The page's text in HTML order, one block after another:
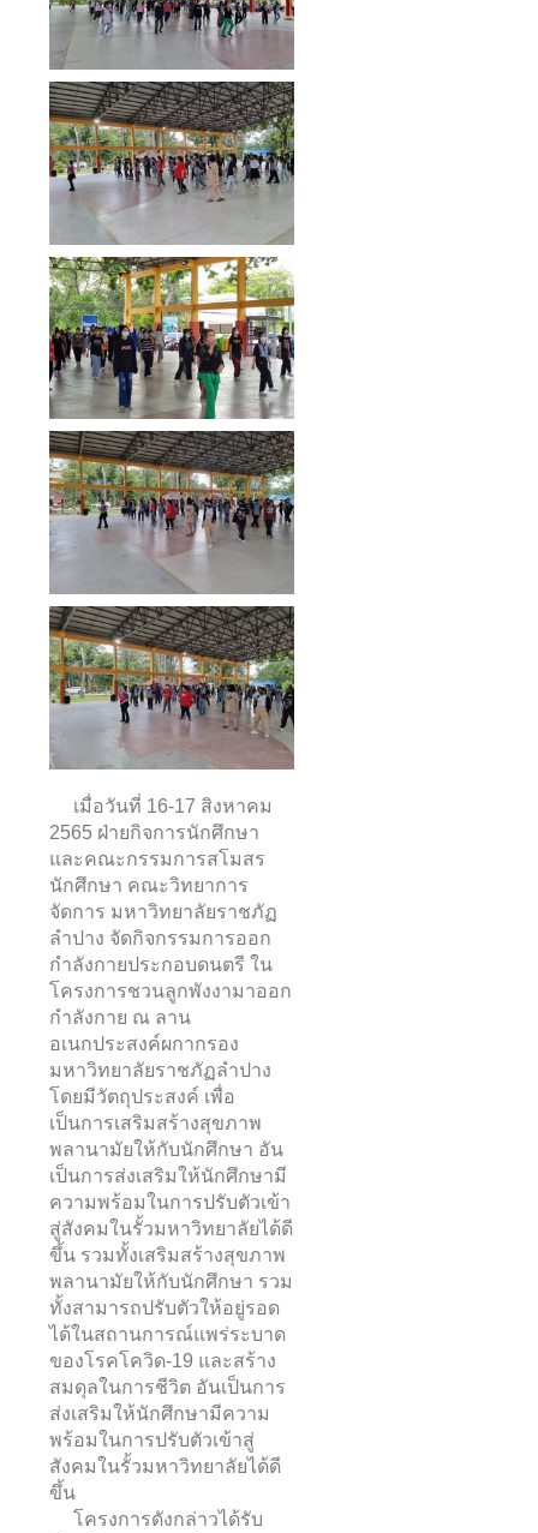
เมื่อวันที่ 16-17 สิงหาคม
2565 ฝ่ายกิจการนักศึกษา
และคณะกรรมการสโมสร
นักศึกษา คณะวิทยาการ
จัดการ มหาวิทยาลัยราชภัฏ
ลำปาง จัดกิจกรรมการออก
กำลังกายประกอบดนตรี ใน
โครงการชวนลูกพังงามาออก
กำลังกาย ณ ลาน
อเนกประสงค์ผกากรอง
มหาวิทยาลัยราชภัฏลำปาง
โดยมีวัตถุประสงค์ เพื่อ
เป็นการเสริมสร้างสุขภาพ
พลานามัยให้กับนักศึกษา อัน
เป็นการส่งเสริมให้นักศึกษามี
ความพร้อมในการปรับตัวเข้า
สู่สังคมในรั้วมหาวิทยาลัยได้ดี
ขึ้น รวมทั้งเสริมสร้างสุขภาพ
พลานามัยให้กับนักศึกษา รวม
ทั้งสามารถปรับตัวให้อยู่รอด
ได้ในสถานการณ์แพร่ระบาด
ของโรคโควิด-19 และสร้าง
สมดุลในการชีวิต อันเป็นการ
ส่งเสริมให้นักศึกษามีความ
พร้อมในการปรับตัวเข้าสู่
สังคมในรั้วมหาวิทยาลัยได้ดี
ขึ้น
โครงการดังกล่าวได้รับ